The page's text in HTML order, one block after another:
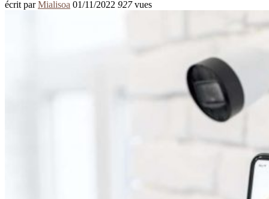
écrit parMialisoa 01/11/2022 927vues